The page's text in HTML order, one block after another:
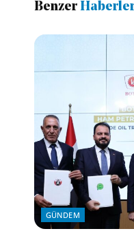
Benzer
GÜNDEM